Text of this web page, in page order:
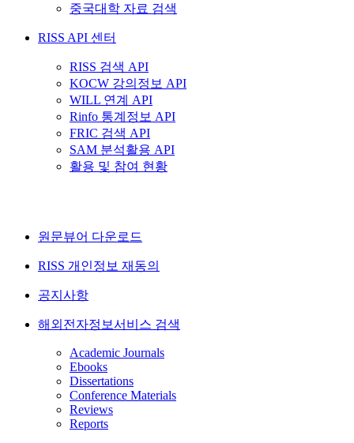
중국대학 자료 검색
RISS API 센터
RISS 검색 API
KOCW 강의정보 API
WILL 연계 API
Rinfo 통계정보 API
FRIC 검색 API
SAM 분석활용 API
활용 및 참여 현황
원문뷰어 다운로드
RISS 개인정보 재동의
공지사항
해외전자정보서비스 검색
Academic Journals
Ebooks
Dissertations
Conference Materials
Reviews
Reports